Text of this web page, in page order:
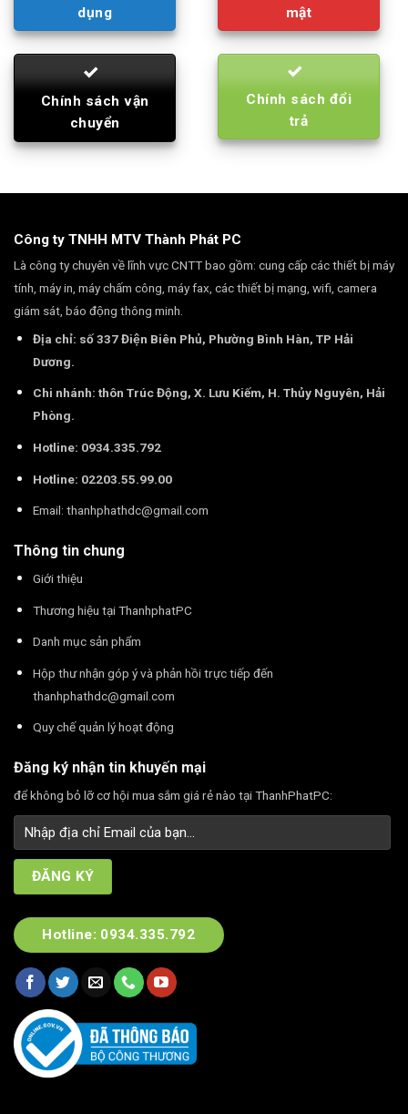
dụng
mật
Chính sách vận
chuyển
Chính sách đổi
trả
Công ty TNHH MTV Thành Phát PC
Là công ty chuyên về lĩnh vực CNTT bao gồm: cung cấp các thiết bị máy
tính, máy in, máy chấm công, máy fax, các thiết bị mạng, wifi, camera
giám sát, báo động thông minh.
Địa chỉ: số 337 Điện Biên Phủ, Phường Bình Hàn, TP Hải
Dương.
Chi nhánh: thôn Trúc Động, X. Lưu Kiếm, H. Thủy Nguyên, Hải
Phòng.
Hotline: 0934.335.792
Hotline: 02203.55.99.00
Email: thanhphathdc@gmail.com
Thông tin chung
Giới thiệu
Thương hiệu tại ThanhphatPC
Danh mục sản phẩm
Hộp thư nhận góp ý và phản hồi trực tiếp đến
thanhphathdc@gmail.com
Quy chế quản lý hoạt động
Đăng ký nhận tin khuyến mại
để không bỏ lỡ cơ hội mua sắm giá rẻ nào tại ThanhPhatPC:
Hotline: 0934.335.792